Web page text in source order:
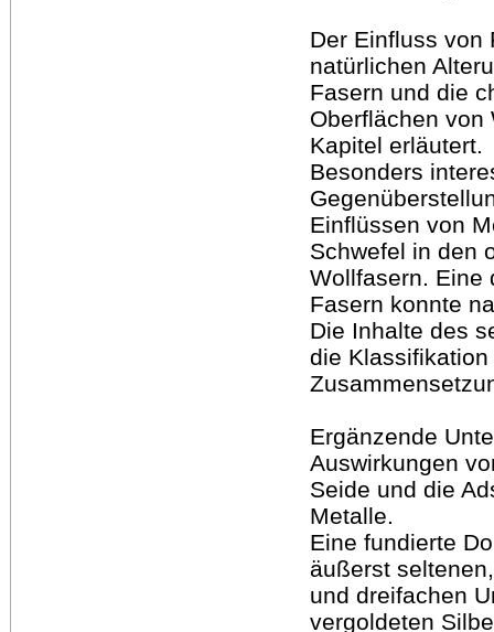
Der Einfluss von
natürlichen
Fasern und die
Oberflächen von
Kapitel erläutert.
Besonders
Einflüssen von
Schwefel in den
Wollfasern. Eine
Fasern konnte
Die Inhalte des
die
Ergänzende
Auswirkungen
Seide und die
Metalle.
Eine fundierte
äußerst
und dreifachen
vergoldeten